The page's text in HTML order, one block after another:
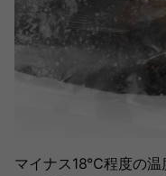
マイナス18℃程度の温